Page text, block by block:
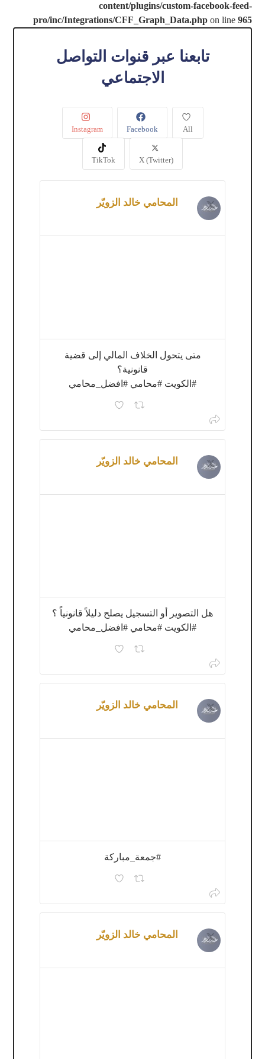
content/plugins/custom-facebook-feed-
pro/inc/Integrations/CFF_Graph_Data.phpon line 965
تابعنا عبر قنوات التواصل
الاجتماعي
All
Facebook
Instagram
X (Twitter)
TikTok
المحامي خالد الزويّر
متى يتحول الخلاف المالي إلى قضية
قانونية؟
#الكويت #محامي #افضل_محامي
المحامي خالد الزويّر
هل التصوير أو التسجيل يصلح دليلاً قانونياً ؟
#الكويت #محامي #افضل_محامي
المحامي خالد الزويّر
#جمعة_مباركة
المحامي خالد الزويّر